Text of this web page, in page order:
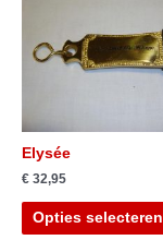
Elysée
€ 32,95
Opties selecteren